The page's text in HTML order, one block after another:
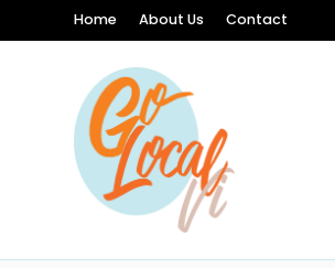
Home About Us Contact